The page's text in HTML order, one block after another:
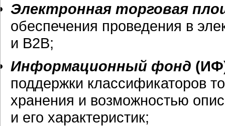
Электронная торговая
обеспечения проведения в
и B2B;
Информационный фонд
поддержки классификаторов
хранения и возможностью
и его характеристик;